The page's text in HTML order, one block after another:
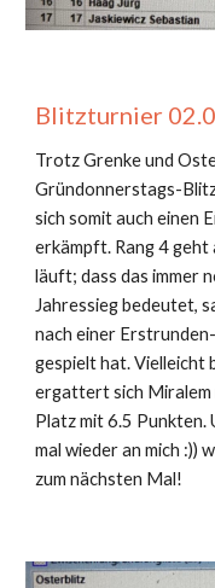
Blitzturnier 02
Trotz Grenke und
Gründonnerstags-
sich somit auch einen
erkämpft. Rang 4 geht
läuft; dass das immer
Jahressieg bedeutet,
nach einer
gespielt hat. Vielleicht
ergattert sich Miralem
Platz mit 6.5 Punkten.
mal wieder an mich :))
zum nächsten Mal!